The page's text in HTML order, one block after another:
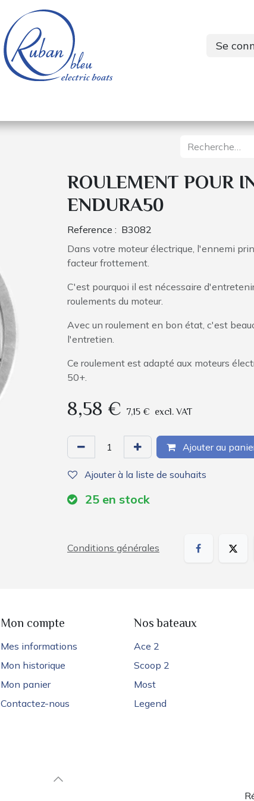
Se
ROULEMENT POUR
ENDURA50
Reference : B3082
Dans votre moteur électrique, l'ennemi
facteur frottement.
C'est pourquoi il est nécessaire
roulements du moteur.
Avec un roulement en bon état, c'est
l'entretien.
Ce roulement est adapté aux moteurs
50+.
8,58 € 7,15 € excl. VAT
Ajouter au
Ajouter à la liste de souhaits
25 en stock
Conditions générales
Mon compte
Mes informations
Mon historique
Mon panier
Contactez-nous
Nos bateaux
Ace 2
Scoop 2
Most
Legend